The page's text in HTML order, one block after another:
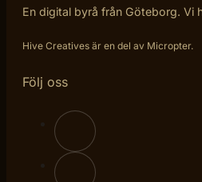
En digital byrå från Göteborg. Vi
Hive Creatives är en del av Micropter.
Följ oss